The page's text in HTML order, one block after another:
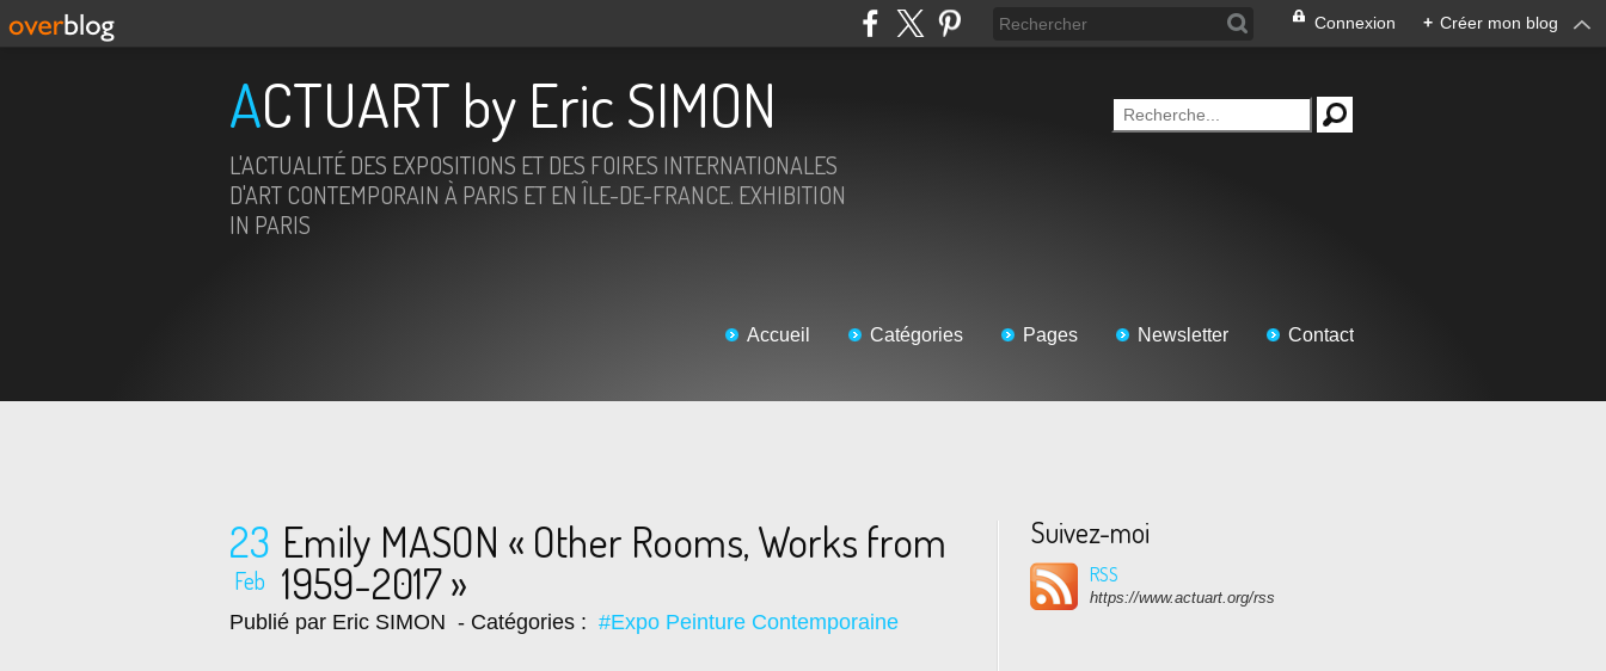
Connexion + Créer mon blog
ACTUART by Eric SIMON
L'ACTUALITÉ DES EXPOSITIONS ET DES FOIRES INTERNATIONALES
D'ART CONTEMPORAIN À PARIS ET EN ÎLE-DE-FRANCE. EXHIBITION
IN PARIS
Accueil Catégories Pages Newsletter Contact
23
Feb
Emily MASON « Other Rooms, Works from
1959-2017 »
Publié par Eric SIMON - Catégories : #Expo Peinture Contemporaine
Suivez-moi
RSS
https://www.actuart.org/rss